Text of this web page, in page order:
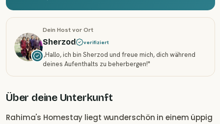
Dein Host vor Ort
Sherzod verifiziert
„Hallo, ich bin Sherzod und freue mich, dich während
deines Aufenthalts zu beherbergen!"
Über deine Unterkunft
Rahima's Homestay liegt wunderschön in einem üppig